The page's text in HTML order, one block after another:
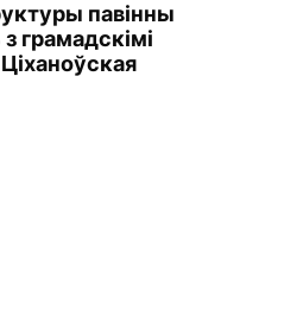
павінны
грамадскімі